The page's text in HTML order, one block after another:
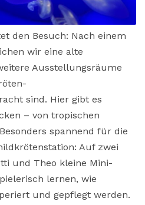
den Besuch: Nach einem
wir eine alte
Ausstellungsräume
sind. Hier gibt es
– von tropischen
spannend für die
Auf zwei
und Theo kleine Mini-
lernen, wie
und gepflegt werden.